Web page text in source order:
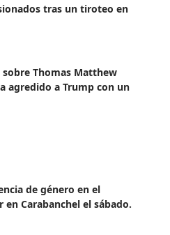
tras un tiroteo en
Thomas Matthew
agredido a Trump con un
de género en el
Carabanchel el sábado.